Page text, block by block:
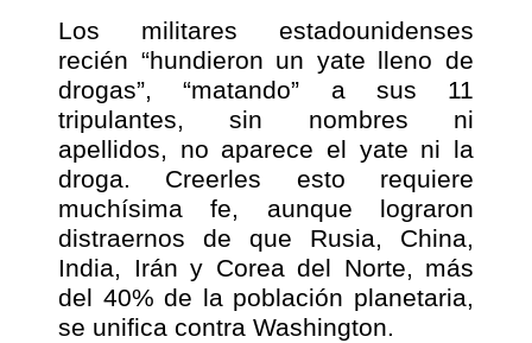
Los militares estadounidenses
recién “hundieron un yate lleno de
drogas”, “matando” a sus 11
tripulantes, sin nombres ni
apellidos, no aparece el yate ni la
droga. Creerles esto requiere
muchísima fe, aunque lograron
distraernos de que Rusia, China,
India, Irán y Corea del Norte, más
del 40% de la población planetaria,
se unifica contra Washington.